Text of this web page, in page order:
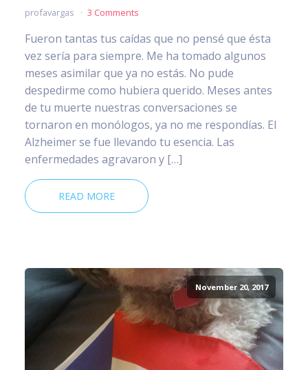
profavargas 3 Comments
Fueron tantas tus caídas que no pensé que ésta
vez sería para siempre. Me ha tomado algunos
meses asimilar que ya no estás. No pude
despedirme como hubiera querido. Meses antes
de tu muerte nuestras conversaciones se
tornaron en monólogos, ya no me respondías. El
Alzheimer se fue llevando tu esencia. Las
enfermedades agravaron y […]
READ MORE
November 20, 2017